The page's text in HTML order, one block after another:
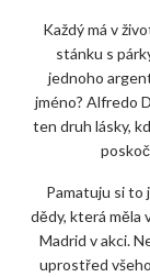
Každý má v
stánku s
jednoho
jméno? Alfredo
ten druh lásky,
Pamatuju si to
dědy, která měla
Madrid v akci.
uprostřed